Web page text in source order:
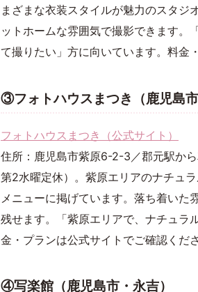
まざまな衣装スタイルが魅力のスタジ
ットホームな雰囲気で撮影できます。
て撮りたい」方に向いています。料金
③フォトハウスまつき（鹿児島市
フォトハウスまつき（公式サイト）
住所：鹿児島市紫原6-2-3／郡元駅か
第2水曜定休）。紫原エリアのナチュ
メニューに掲げています。落ち着いた
残せます。「紫原エリアで、ナチュラ
金・プランは公式サイトでご確認くださ
④写楽館（鹿児島市・永吉）